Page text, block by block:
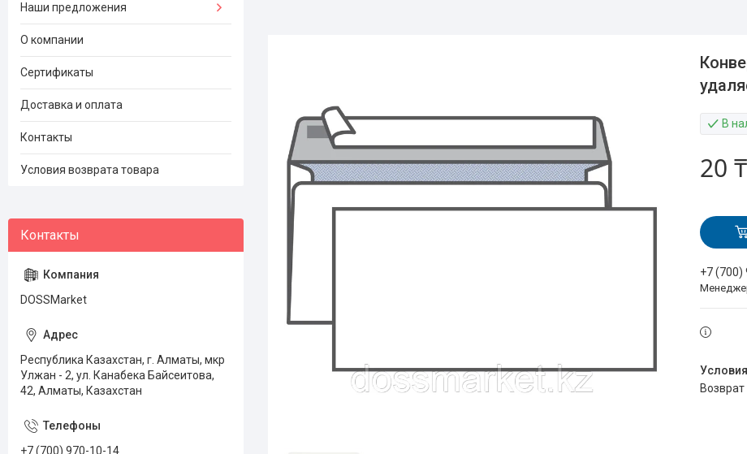
В
20 ₸
+7 (700)
Наши предложения
О компании
Сертификаты
Доставка и оплата
Контакты
Условия возврата товара
DOSSMarket
Республика Казахстан, г. Алматы, мкр
Улжан - 2, ул. Канабека Байсеитова,
42, Алматы, Казахстан
+7 (700) 970-10-14